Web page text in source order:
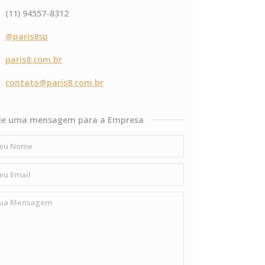
(11) 94557-8312
@paris8sp
paris8.com.br
contato@paris8.com.br
uma mensagem para a Empresa